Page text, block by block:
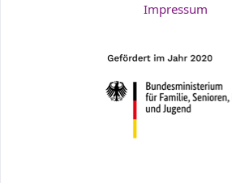
Impressum